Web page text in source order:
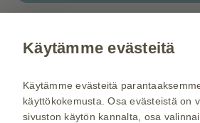
Gsk.fi
Hengitys.fi
livlife.com/fi-fi/
Käytämme evästeitä
Käytämme evästeitä
käyttökokemusta. Osa evästeistä on
sivuston käytön kannalta, osa